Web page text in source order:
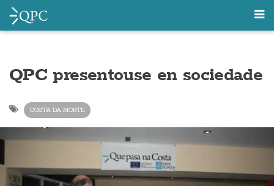
QPC presentouse en sociedade
COSTA DA MORTE